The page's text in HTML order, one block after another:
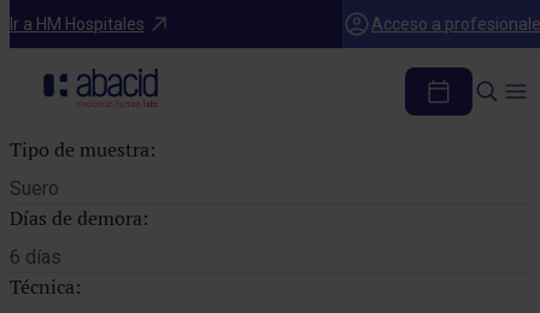
Ir a HM Hospitales Acceso a
Catálogo de pruebas
COMPLEMENTO C1Q
Tipo de muestra:
Suero
Días de demora:
6 días
Técnica: